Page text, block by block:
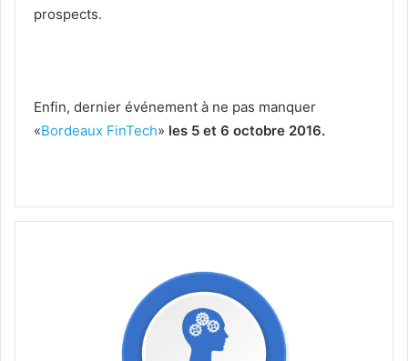
prospects.
Enfin, dernier événement à ne pas manquer
«Bordeaux FinTech» les 5 et 6 octobre 2016.